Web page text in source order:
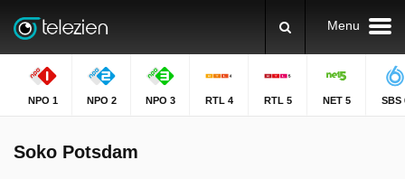
Menu
NPO 1 NPO 2 NPO 3 RTL 4 RTL 5 NET 5 SBS
Soko Potsdam